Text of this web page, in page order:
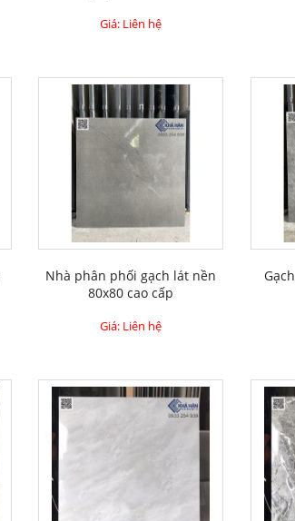
Giá: Liên hệ
Nhà phân phối gạch lát nền
80x80 cao cấp
Giá: Liên hệ